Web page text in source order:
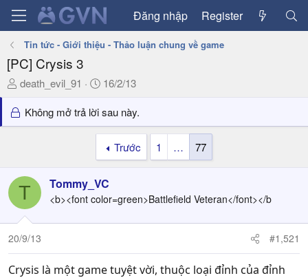
Đăng nhập Register
Tin tức - Giới thiệu - Thảo luận chung về game
[PC] Crysis 3
T
r
e
t
a
r
e
r
death_evil_91
N
à
y
ử
16/2/13
Không mở trả lời sau này.
Trước 1 … 77
T Tommy_VC
<b><font color=green>Battlefield Veteran</font></b
20/9/13 #1,521
Crysis là một game tuyệt vời, thuộc loại đỉnh của đỉnh